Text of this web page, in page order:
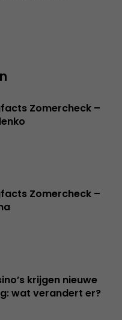
Zomercheck –
Zomercheck –
krijgen nieuwe
wat verandert er?